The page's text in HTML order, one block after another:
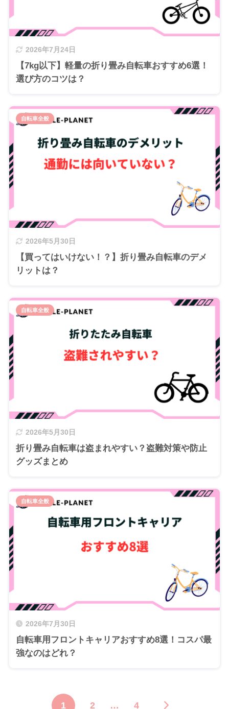
2026年7月24日
【7kg以下】軽量の折り畳み自転車おすすめ6選！
選び方のコツは？
2026年5月30日
【買ってはいけない！？】折り畳み自転車のデメ
リットは？
自転車全般
2026年5月30日
折り畳み自転車は盗まれやすい？盗難対策や防止
グッズまとめ
自転車全般
2026年7月30日
自転車用フロントキャリアおすすめ8選！コスパ最
強なのはどれ？
自転車全般
1 2 … 4